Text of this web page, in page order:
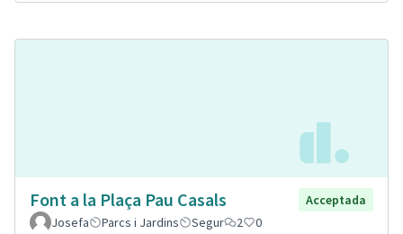
Font a la Plaça Pau Casals
Acceptada
Josefa
Parcs i Jardins Segur 2 0